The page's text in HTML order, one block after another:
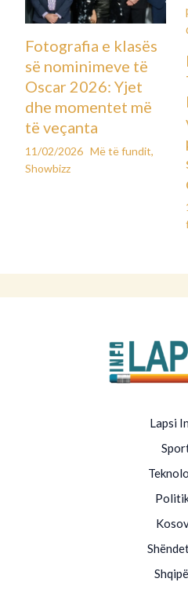
Fotografia e klasës
së nominimeve të
Oscar 2026: Yjet
dhe momentet më
të veçanta
11/02/2026 Më të fundit,
Showbizz
Lapsi